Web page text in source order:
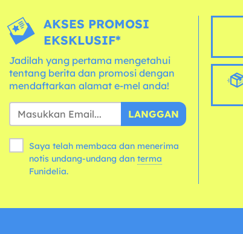
AKSES PROMOSI
EKSKLUSIF*
Jadilah yang pertama mengetahui
tentang berita dan promosi dengan
mendaftarkan alamat e-mel anda!
LANGGAN
Saya telah membaca dan menerima
notis undang-undang dan terma
Funidelia.